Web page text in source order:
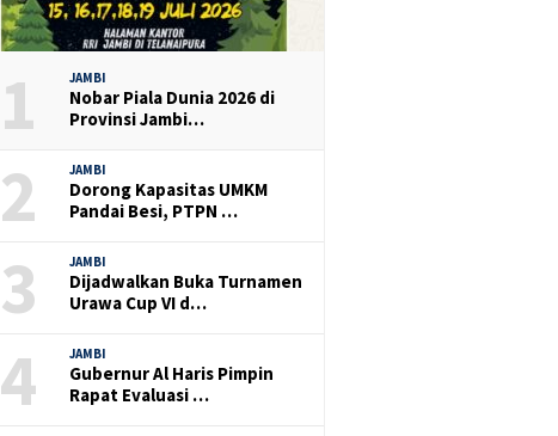
1 JAMBI
Nobar Piala Dunia 2026 di
Provinsi Jambi…
2 JAMBI
Dorong Kapasitas UMKM
Pandai Besi, PTPN …
3 JAMBI
Dijadwalkan Buka Turnamen
Urawa Cup VI d…
4 JAMBI
Gubernur Al Haris Pimpin
Rapat Evaluasi …